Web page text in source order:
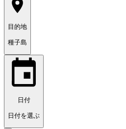
目的地
種子島
日付
日付を選ぶ